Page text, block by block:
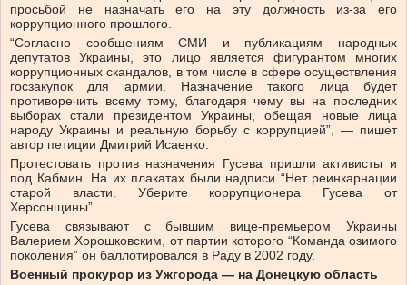
просьбой не назначать его на эту должность из-за его
коррупционного прошлого.
“Согласно сообщениям СМИ и публикациям народных
депутатов Украины, это лицо является фигурантом многих
коррупционных скандалов, в том числе в сфере осуществления
госзакупок для армии. Назначение такого лица будет
противоречить всему тому, благодаря чему вы на последних
выборах стали президентом Украины, обещая новые лица
народу Украины и реальную борьбу с коррупцией”, — пишет
автор петиции Дмитрий Исаенко.
Протестовать против назначения Гусева пришли активисты и
под Кабмин. На их плакатах были надписи “Нет реинкарнации
старой власти. Уберите коррупционера Гусева от
Херсонщины”.
Гусева связывают с бывшим вице-премьером Украины
Валерием Хорошковским, от партии которого “Команда озимого
поколения” он баллотировался в Раду в 2002 году.
Военный прокурор из Ужгорода — на Донецкую область